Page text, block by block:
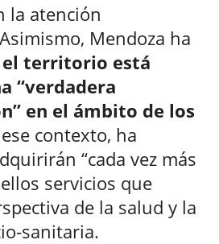
la atención
Mendoza ha
el territorio está
“verdadera
en el ámbito de los
contexto, ha
“cada vez más
servicios que
de la salud y la
sanitaria.